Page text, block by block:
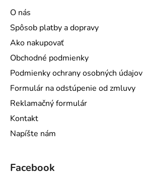
O nás
Spôsob platby a dopravy
Ako nakupovať
Obchodné podmienky
Podmienky ochrany osobných údajov
Formulár na odstúpenie od zmluvy
Reklamačný formulár
Kontakt
Napíšte nám
Facebook